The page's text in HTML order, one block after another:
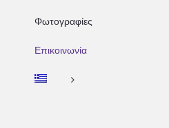
Φωτογραφίες
Επικοινωνία